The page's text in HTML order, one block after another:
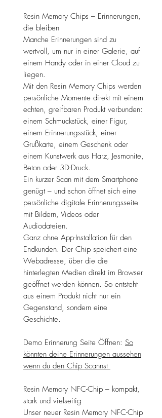
Resin Memory Chips – Erinnerungen,
die bleiben
Manche Erinnerungen sind zu
wertvoll, um nur in einer Galerie, auf
einem Handy oder in einer Cloud zu
liegen.
Mit den Resin Memory Chips werden
persönliche Momente direkt mit einem
echten, greifbaren Produkt verbunden:
einem Schmuckstück, einer Figur,
einem Erinnerungsstück, einer
Grußkarte, einem Geschenk oder
einem Kunstwerk aus Harz, Jesmonite,
Beton oder 3D-Druck.
Ein kurzer Scan mit dem Smartphone
genügt – und schon öffnet sich eine
persönliche digitale Erinnerungsseite
mit Bildern, Videos oder
Audiodateien.
Ganz ohne App-Installation für den
Endkunden. Der Chip speichert eine
Webadresse, über die die
hinterlegten Medien direkt im Browser
geöffnet werden können. So entsteht
aus einem Produkt nicht nur ein
Gegenstand, sondern eine
Geschichte.
Demo Erinnerung Seite Öffnen: So
könnten deine Erinnerungen aussehen
wenn du den Chip Scannst
Resin Memory NFC-Chip – kompakt,
stark und vielseitig
Unser neuer Resin Memory NFC-Chip